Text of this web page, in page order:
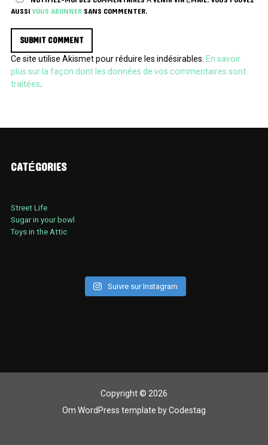
AUSSIVOUS ABONNERSANS COMMENTER.
Ce site utilise Akismet pour réduire les indésirables. En savoir
plus sur la façon dont les données de vos commentaires sont
traitées.
CATÉGORIES
Street Life
Sugar in your bowl
Toys in the Attic
Suivre sur Instagram
Copyright © 2026
Om WordPress template byCodestag